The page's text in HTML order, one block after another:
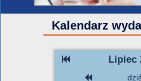
Kalendarz
Lipiec